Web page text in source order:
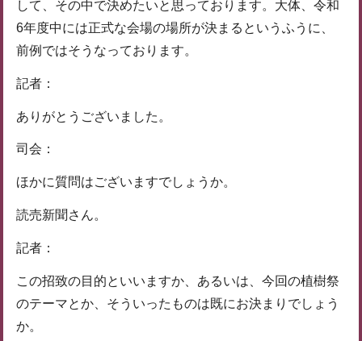
して、その中で決めたいと思っております。大体、令和
6年度中には正式な会場の場所が決まるというふうに、
前例ではそうなっております。
記者：
ありがとうございました。
司会：
ほかに質問はございますでしょうか。
読売新聞さん。
記者：
この招致の目的といいますか、あるいは、今回の植樹祭
のテーマとか、そういったものは既にお決まりでしょう
か。